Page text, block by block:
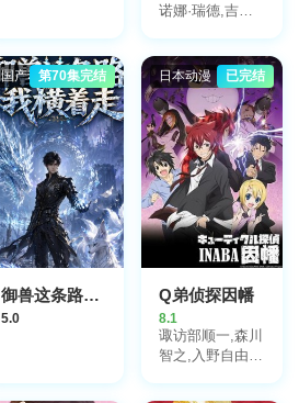
诺娜·瑞德,吉娜·
欧哈拉,杰弗瑞·
琼斯,格伦·沙迪
克斯,卡门·菲尔
皮,西尔维娅·西
德尼,罗伯特·顾
雷特,迪克·卡维
特,阿德尔·卢茨,
玛丽·斯奇塔姆,
托尼·考克斯,杰
克·安杰
尔
国产动漫第70集完结
御兽这条路我横着走
5.0
日本动漫 已完结
Q弟侦探因幡
8.1
诹访部顺一,森川
智之,入野自由,